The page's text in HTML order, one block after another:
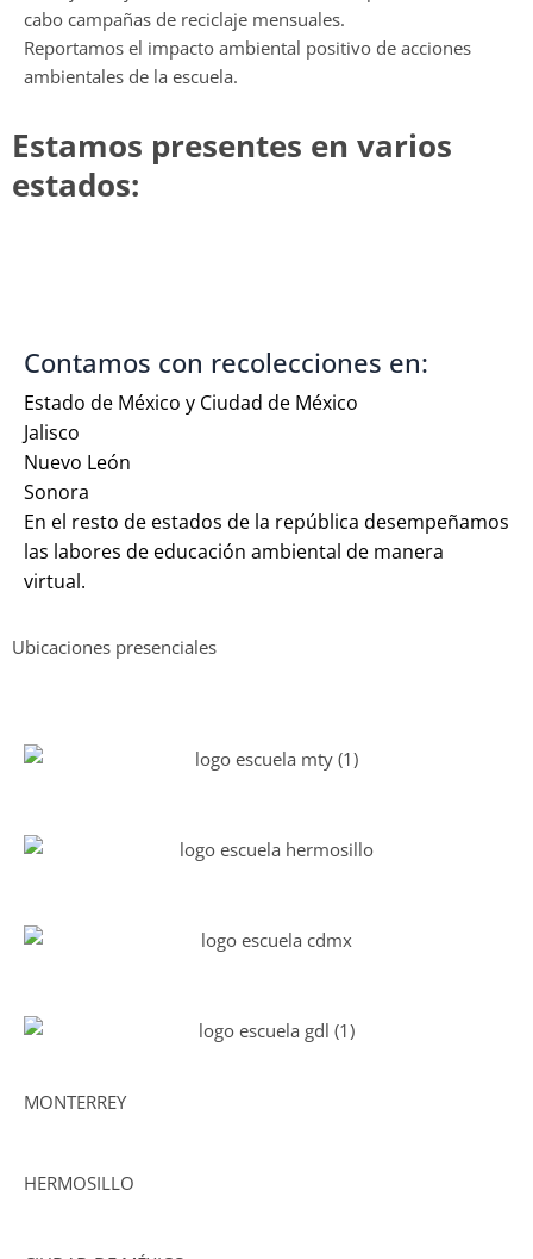
cabo campañas de reciclaje mensuales.
Reportamos el impacto ambiental positivo de acciones
ambientales de la escuela.
Estamos presentes en varios
estados:
Contamos con recolecciones en:
Estado de México y Ciudad de México
Jalisco
Nuevo León
Sonora
En el resto de estados de la república desempeñamos
las labores de educación ambiental de manera
virtual.
Ubicaciones presenciales
MONTERREY
HERMOSILLO